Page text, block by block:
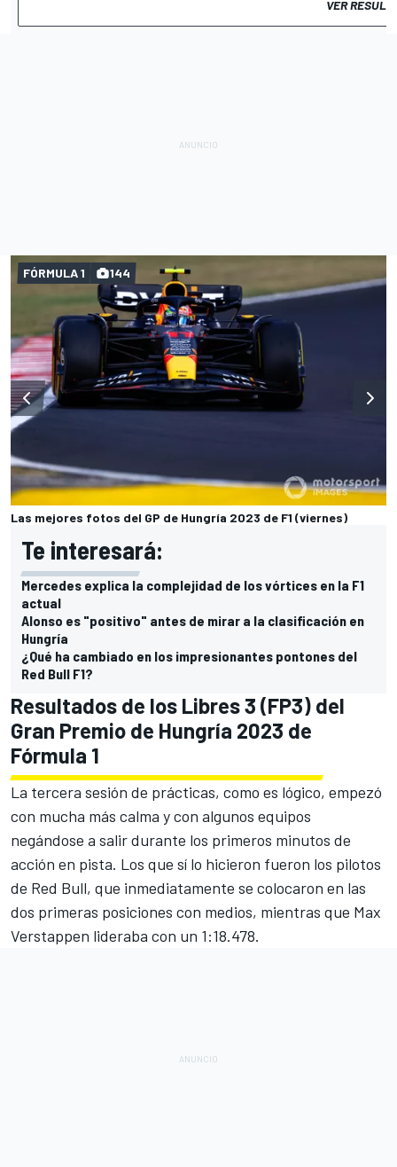
VER
Las mejores fotos del GP de Hungría 2023 de F1 (viernes)
FÓRMULA 1 144
Te interesará:
Mercedes explica la complejidad de los vórtices en la F1
actual
Alonso es "positivo" antes de mirar a la clasificación en
Hungría
¿Qué ha cambiado en los impresionantes pontones del
Red Bull F1?
Resultados de los Libres 3 (FP3) del
Gran Premio de Hungría 2023 de
Fórmula 1
La tercera sesión de prácticas, como es lógico, empezó
con mucha más calma y con algunos equipos
negándose a salir durante los primeros minutos de
acción en pista. Los que sí lo hicieron fueron los pilotos
de Red Bull, que inmediatamente se colocaron en las
dos primeras posiciones con medios, mientras que Max
Verstappen lideraba con un 1:18.478.